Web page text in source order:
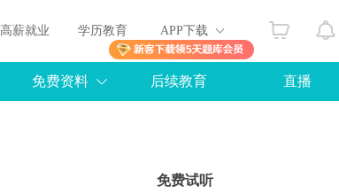
高薪就业 学历教育 APP下载
免费资料 后续教育 直播
免费试听